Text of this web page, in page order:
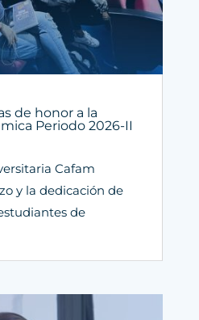
de honor a la
Periodo 2026-II
Cafam
y la dedicación de
de